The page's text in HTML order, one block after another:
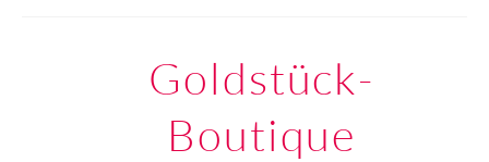
Goldstück-
Boutique